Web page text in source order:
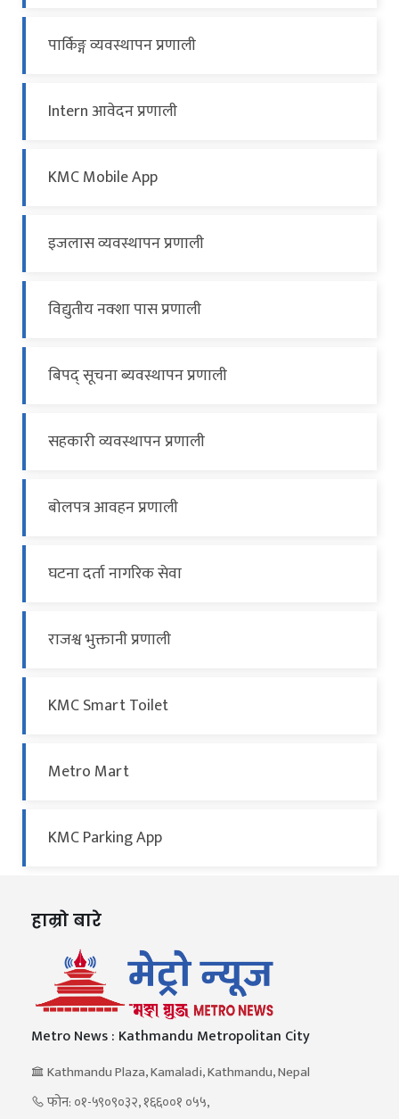
पार्किङ्ग व्यवस्थापन प्रणाली
Intern आवेदन प्रणाली
KMC Mobile App
इजलास व्यवस्थापन प्रणाली
विद्युतीय नक्शा पास प्रणाली
बिपद् सूचना ब्यवस्थापन प्रणाली
सहकारी व्यवस्थापन प्रणाली
बोलपत्र आवहन प्रणाली
घटना दर्ता नागरिक सेवा
राजश्व भुक्तानी प्रणाली
KMC Smart Toilet
Metro Mart
KMC Parking App
हाम्रो बारे
Metro News : Kathmandu Metropolitan City
Kathmandu Plaza, Kamaladi, Kathmandu, Nepal
फोन: ०१-५९०९०३२, १६६००१ ०५५,